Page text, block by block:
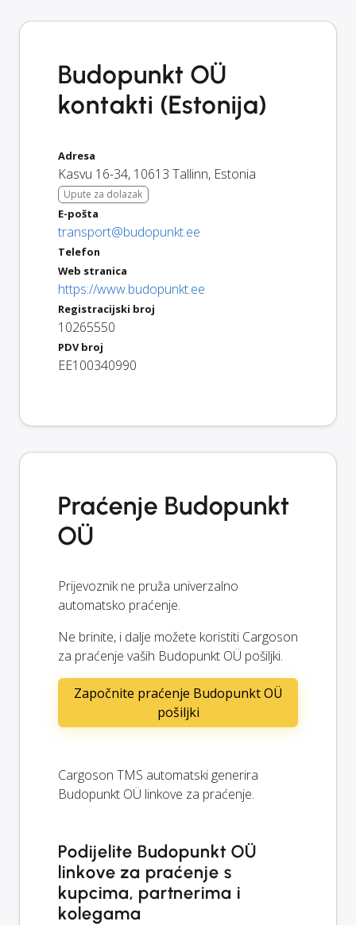
Budopunkt OÜ
kontakti (Estonija)
Adresa
Kasvu 16-34, 10613 Tallinn, Estonia
Upute za dolazak
E-pošta
transport@budopunkt.ee
Telefon
Web stranica
https://www.budopunkt.ee
Registracijski broj
10265550
PDV broj
EE100340990
Praćenje Budopunkt
OÜ
Prijevoznik ne pruža univerzalno
automatsko praćenje.
Ne brinite, i dalje možete koristiti Cargoson
za praćenje vaših Budopunkt OÜ pošiljki.
Započnite praćenje Budopunkt OÜ
pošiljki
Cargoson TMS automatski generira
Budopunkt OÜ linkove za praćenje.
Podijelite Budopunkt OÜ
linkove za praćenje s
kupcima, partnerima i
kolegama